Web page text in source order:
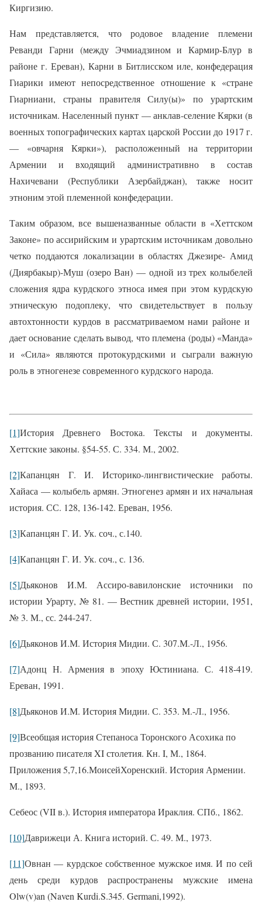
Киргизию.
Нам представляется, что родовое владение племени
Реванди Гарни (между Эчмиадзином и Кармир-Блур в
районе г. Ереван), Карни в Битлисском иле, конфедерация
Гиарики имеют непосредственное отношение к «стране
Гиарниани, страны правителя Силу(ы)» по урартским
источникам. Населенный пункт — анклав-селение Кярки (в
военных топографических картах царской России до 1917 г.
— «овчарня Кярки»), расположенный на территории
Армении и входящий административно в состав
Нахичевани (Республики Азербайджан), также носит
этноним этой племенной конфедерации.
Таким образом, все вышеназванные области в «Хеттском
Законе» по ассирийским и урартским источникам довольно
четко поддаются локализации в областях Джезире- Амид
(Диярбакыр)-Муш (озеро Ван) — одной из трех колыбелей
сложения ядра курдского этноса имея при этом курдскую
этническую подоплеку, что свидетельствует в пользу
автохтонности курдов в рассматриваемом нами районе и
дает основание сделать вывод, что племена (роды) «Манда»
и «Сила» являются протокурдскими и сыграли важную
роль в этногенезе современного курдского народа.
[1]История Древнего Востока. Тексты и документы.
Хеттские законы. §54-55. С. 334. М., 2002.
[2]Капанцян Г. И. Историко-лингвистические работы.
Хайаса — колыбель армян. Этногенез армян и их начальная
история. СС. 128, 136-142. Ереван, 1956.
[3]Капанцян Г. И. Ук. соч., с.140.
[4]Капанцян Г. И. Ук. соч., с. 136.
[5]Дьяконов И.М. Ассиро-вавилонские источники по
истории Урарту, № 81. — Вестник древней истории, 1951,
№ 3. М., сс. 244-247.
[6]Дьяконов И.М. История Мидии. С. 307.М.-Л., 1956.
[7]Адонц Н. Армения в эпоху Юстиниана. С. 418-419.
Ереван, 1991.
[8]Дьяконов И.М. История Мидии. С. 353. М.-Л., 1956.
[9]Всеобщая история Степаноса Торонского Асохика по
прозванию писателя XI столетия. Кн. I, М., 1864.
Приложения 5,7,16.МоисейХоренский. История Армении.
М., 1893.
Себеос (VII в.). История императора Ираклия. СПб., 1862.
[10]Даврижеци А. Книга историй. С. 49. М., 1973.
[11]Овнан — курдское собственное мужское имя. И по сей
день среди курдов распространены мужские имена
Olw(v)an (Naven Kurdi.S.345. Germani,1992).